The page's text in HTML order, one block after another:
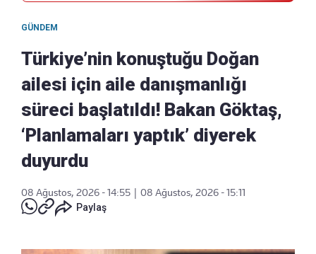
GÜNDEM
Türkiye’nin konuştuğu Doğan
ailesi için aile danışmanlığı
süreci başlatıldı! Bakan Göktaş,
‘Planlamaları yaptık’ diyerek
duyurdu
08 Ağustos, 2026 - 14:55
08 Ağustos, 2026 - 15:11
Paylaş